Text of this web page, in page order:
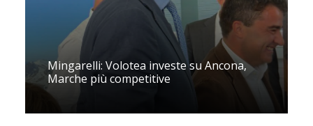
Mingarelli: Volotea investe su Ancona,
Marche più competitive